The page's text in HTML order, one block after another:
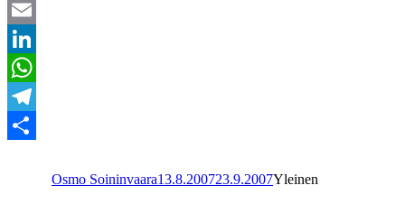
Twitter
Email
LinkedIn
WhatsApp
Telegram
Osmo Soininvaara13.8.200723.9.2007Yleinen